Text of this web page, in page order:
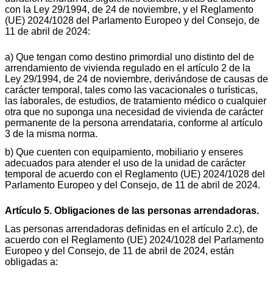
con la Ley 29/1994, de 24 de noviembre, y el Reglamento
(UE) 2024/1028 del Parlamento Europeo y del Consejo, de
11 de abril de 2024:
a) Que tengan como destino primordial uno distinto del de
arrendamiento de vivienda regulado en el artículo 2 de la
Ley 29/1994, de 24 de noviembre, derivándose de causas de
carácter temporal, tales como las vacacionales o turísticas,
las laborales, de estudios, de tratamiento médico o cualquier
otra que no suponga una necesidad de vivienda de carácter
permanente de la persona arrendataria, conforme al artículo
3 de la misma norma.
b) Que cuenten con equipamiento, mobiliario y enseres
adecuados para atender el uso de la unidad de carácter
temporal de acuerdo con el Reglamento (UE) 2024/1028 del
Parlamento Europeo y del Consejo, de 11 de abril de 2024.
Artículo 5. Obligaciones de las personas arrendadoras.
Las personas arrendadoras definidas en el artículo 2.c), de
acuerdo con el Reglamento (UE) 2024/1028 del Parlamento
Europeo y del Consejo, de 11 de abril de 2024, están
obligadas a: